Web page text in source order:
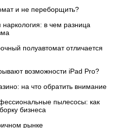
и не переборщить?
наркология: в чем разница
полуавтомат отличается
возможности iPad Pro?
на что обратить внимание
пылесосы: как
бизнеса
рынке